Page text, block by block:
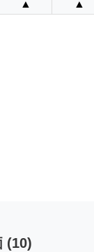
▲ ▲
(10)